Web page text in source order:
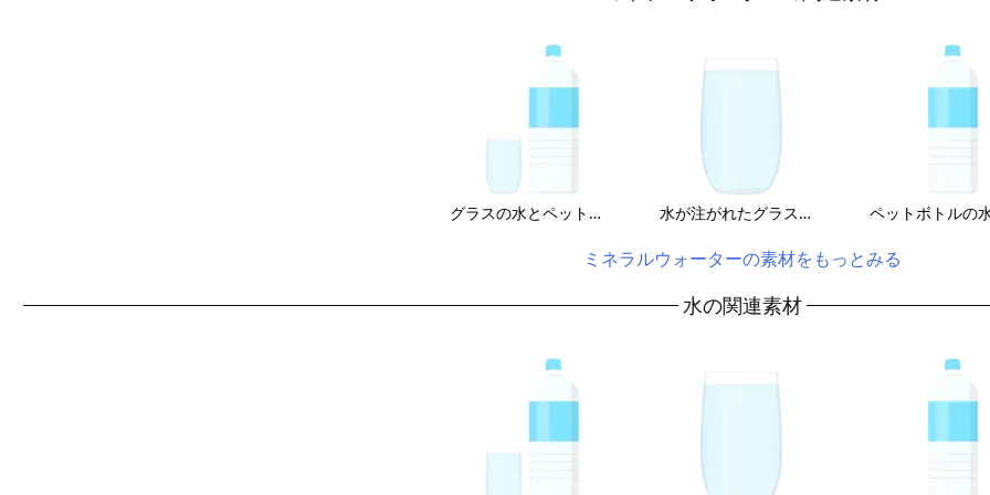
グラスの水とペットボトルのイラスト 水が注がれたグラスのイラスト
ミネラルウォーターの素材をもっとみる
水の関連素材